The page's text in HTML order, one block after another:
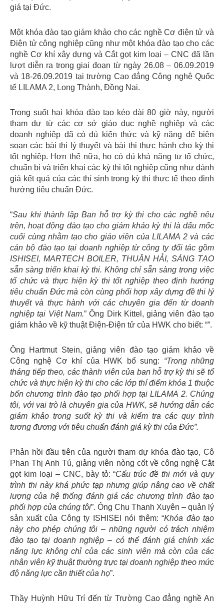
giá tại Đức.
Một khóa đào tạo giám khảo cho các nghề Cơ điện tử và
Điện tử công nghiệp cũng như một khóa đào tạo cho các
nghề Cơ khí xây dựng và Cắt gọt kim loại – CNC đã lần
lượt diễn ra trong giai đoạn từ ngày 26.08 – 06.09.2019
và 18-26.09.2019 tại trường Cao đẳng Công nghệ Quốc
tế LILAMA 2, Long Thành, Đồng Nai.
Trong suốt hai khóa đào tạo kéo dài 80 giờ này, người
tham dự từ các cơ sở giáo dục nghề nghiệp và các
doanh nghiệp đã có đủ kiến ​​thức và kỹ năng để biên
soạn các bài thi lý thuyết và bài thi thực hành cho kỳ thi
tốt nghiệp. Hơn thế nữa, họ có đủ khả năng tự tổ chức,
chuẩn bị và triển khai các kỳ thi tốt nghiệp cũng như đánh
giá kết quả của các thí sinh trong kỳ thi thực tế theo định
hướng tiêu chuẩn Đức.
“Sau khi thành lập Ban hỗ trợ kỳ thi cho các nghề nêu
trên, hoạt động đào tạo cho giám khảo kỳ thi là dấu mốc
cuối cùng nhằm tạo cho giáo viên của LILAMA 2 và các
cán bộ đào tạo tại doanh nghiệp từ công ty đối tác gồm
ISHISEI, MARTECH BOILER, THUẬN HẢI, SÁNG TẠO
sẵn sàng triển khai kỳ thi. Không chỉ sẵn sàng trong việc
tổ chức và thực hiện kỳ thi tốt nghiệp theo định hướng
tiêu chuẩn Đức mà còn cùng phối hợp xây dựng đề thi lý
thuyết và thực hành với các chuyên gia đến từ doanh
nghiệp tại Việt Nam.” Ông Dirk Kittel, giảng viên đào tạo
giám khảo về kỹ thuật Điện-Điện tử của HWK cho biết: “”.
Ông Hartmut Stein, giảng viên đào tạo giám khảo về
Công nghệ Cơ khí của HWK bổ sung: “Trong những
tháng tiếp theo, các thành viên của ban hỗ trợ kỳ thi sẽ tổ
chức và thực hiện kỳ thi cho các lớp thí điểm khóa 1 thuộc
bốn chương trình đào tạo phối hợp tại LILAMA 2. Chúng
tôi, với vai trò là chuyên gia của HWK, sẽ hướng dẫn các
giám khảo trong suốt kỳ thi và kiểm tra các quy trình
tương đương với tiêu chuẩn đánh giá kỳ thi của Đức”.
Phản hồi đầu tiên của người tham dự khóa đào tạo, Cô
Phan Thị Anh Tú, giảng viên nòng cốt về công nghệ Cắt
gọt kim loại – CNC, bày tỏ: “Cấu trúc đề thi mới và quy
trình thi này khá phức tạp nhưng giúp nâng cao về chất
lượng của hệ thống đánh giá các chương trình đào tạo
phối hợp của chúng tôi”. Ông Chu Thanh Xuyên – quản lý
sản xuất của Công ty ISHISEI nói thêm: “Khóa đào tạo
này cho phép chúng tôi – những người có trách nhiệm
đào tạo tại doanh nghiệp – có thể đánh giá chính xác
năng lực không chỉ của các sinh viên mà còn của các
nhân viên kỹ thuật thường trực tại doanh nghiệp theo mức
độ năng lực cần thiết của họ”.
Thầy Huỳnh Hữu Trí đến từ Trường Cao đẳng nghề An